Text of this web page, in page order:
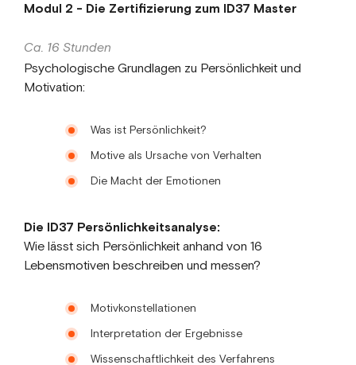
Modul 2 - Die Zertifizierung zum ID37 Master
Ca. 16 Stunden
Psychologische Grundlagen zu Persönlichkeit und
Motivation:
Was ist Persönlichkeit?
Motive als Ursache von Verhalten
Die Macht der Emotionen
Die ID37 Persönlichkeitsanalyse:
Wie lässt sich Persönlichkeit anhand von 16
Lebensmotiven beschreiben und messen?
Motivkonstellationen
Interpretation der Ergebnisse
Wissenschaftlichkeit des Verfahrens